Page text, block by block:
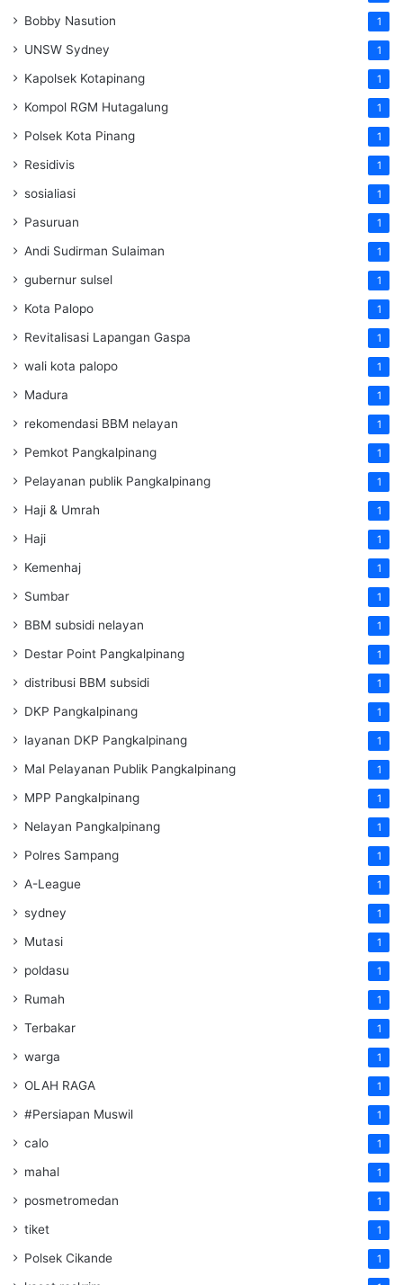
Bobby Nasution 1
UNSW Sydney 1
Kapolsek Kotapinang 1
Kompol RGM Hutagalung 1
Polsek Kota Pinang 1
Residivis 1
sosialiasi 1
Pasuruan 1
Andi Sudirman Sulaiman 1
gubernur sulsel 1
Kota Palopo 1
Revitalisasi Lapangan Gaspa 1
wali kota palopo 1
Madura 1
rekomendasi BBM nelayan 1
Pemkot Pangkalpinang 1
Pelayanan publik Pangkalpinang 1
Haji & Umrah 1
Haji 1
Kemenhaj 1
Sumbar 1
BBM subsidi nelayan 1
Destar Point Pangkalpinang 1
distribusi BBM subsidi 1
DKP Pangkalpinang 1
layanan DKP Pangkalpinang 1
Mal Pelayanan Publik Pangkalpinang 1
MPP Pangkalpinang 1
Nelayan Pangkalpinang 1
Polres Sampang 1
A-League 1
sydney 1
Mutasi 1
poldasu 1
Rumah 1
Terbakar 1
warga 1
OLAH RAGA 1
#Persiapan Muswil 1
calo 1
mahal 1
posmetromedan 1
tiket 1
Polsek Cikande 1